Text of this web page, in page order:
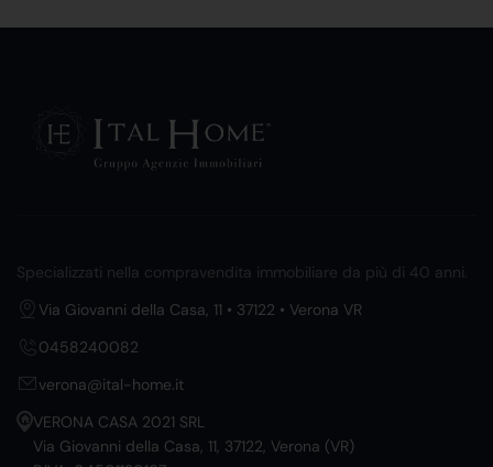
Specializzati nella compravendita immobiliare da più di 40 anni.
Via Giovanni della Casa, 11 • 37122 • Verona VR
0458240082
verona@ital-home.it
VERONA CASA 2021 SRL
Via Giovanni della Casa, 11, 37122, Verona (VR)